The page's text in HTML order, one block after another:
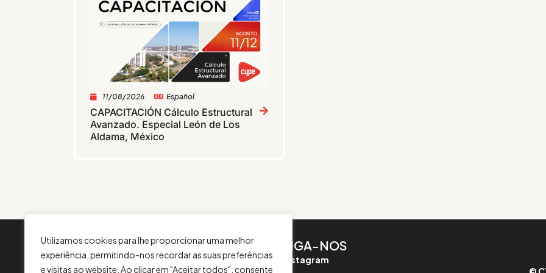
Utilizamos cookies para lhe proporcionar uma melhor
experiência, permitindo-nos recordar as suas preferências
e visitas ao website. Ao clicar em "Aceitar todos", consente
11/08/2026 Español
CAPACITACIÓN Cálculo Estructural
Avanzado. Especial León de Los
Aldama, México
INFORMAÇÃO
Contacto
SIGA-NOS
Instagram